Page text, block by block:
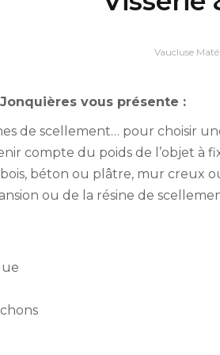
Vaucluse
vous présente :
de scellement… pour choisir
compte du poids de l’objet à
béton ou plâtre, mur creux
ou de la résine de